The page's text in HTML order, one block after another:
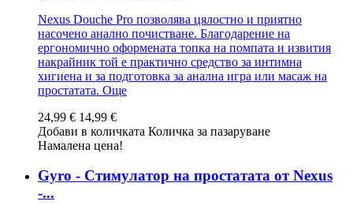
Nexus Douche Pro позволява цялостно и приятно
насочено анално почистване. Благодарение на
ергономично оформената топка на помпата и извития
накрайник той е практично средство за интимна
хигиена и за подготовка за анална игра или масаж на
простатата. Още
24,99 € 14,99 €
Добави в количката Количка за пазаруване
Намалена цена!
Gyro - Стимулатор на простатата от Nexus
-...